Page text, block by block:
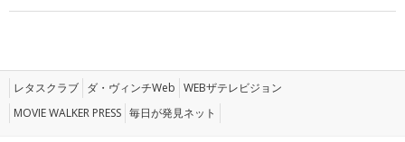
レタスクラブ ダ・ヴィンチWeb WEBザテレビジョン
MOVIE WALKER PRESS 毎日が発見ネット